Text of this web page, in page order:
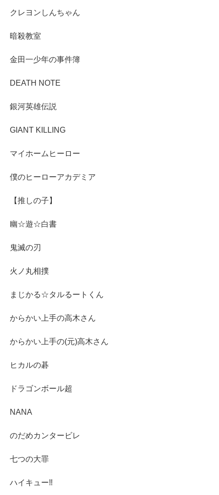
クレヨンしんちゃん
暗殺教室
金田一少年の事件簿
DEATH NOTE
銀河英雄伝説
GIANT KILLING
マイホームヒーロー
僕のヒーローアカデミア
【推しの子】
幽☆遊☆白書
鬼滅の刃
火ノ丸相撲
まじかる☆タルるートくん
からかい上手の高木さん
からかい上手の(元)高木さん
ヒカルの碁
ドラゴンボール超
NANA
のだめカンタービレ
七つの大罪
ハイキュー‼︎